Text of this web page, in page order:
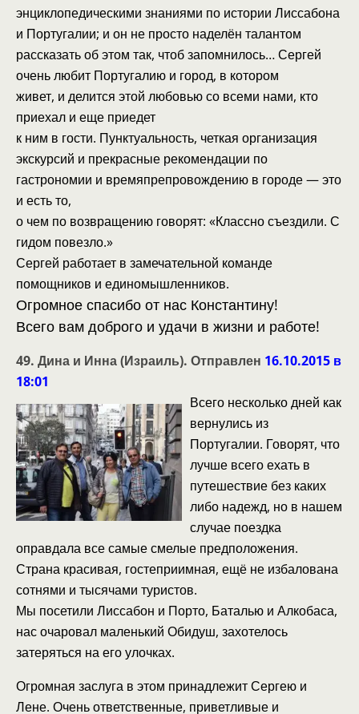
энциклопедическими знаниями по истории Лиссабона
и Португалии; и он не просто наделён талантом
рассказать об этом так, чтоб запомнилось… Сергей
очень любит Португалию и город, в котором
живет, и делится этой любовью со всеми нами, кто
приехал и еще приедет
к ним в гости. Пунктуальность, четкая организация
экскурсий и прекрасные рекомендации по
гастрономии и времяпрепровождению в городе — это
и есть то,
о чем по возвращению говорят: «Классно съездили. С
гидом повезло.»
Сергей работает в замечательной команде
помощников и единомышленников.
Огромное спасибо от нас Константину!
Всего вам доброго и удачи в жизни и работе!
49. Дина и Инна (Израиль). Отправлен 16.10.2015 в
18:01
Всего несколько дней как
вернулись из
Португалии. Говорят, что
лучше всего ехать в
путешествие без каких
либо надежд, но в нашем
случае поездка
оправдала все самые смелые предположения.
Страна красивая, гостеприимная, ещё не избалована
сотнями и тысячами туристов.
Мы посетили Лиссабон и Порто, Баталью и Алкобаса,
нас очаровал маленький Обидуш, захотелось
затеряться на его улочках.
Огромная заслуга в этом принадлежит Сергею и
Лене. Очень ответственные, приветливые и